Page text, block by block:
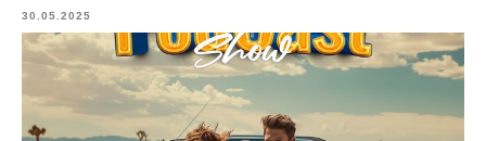
30.05.2025